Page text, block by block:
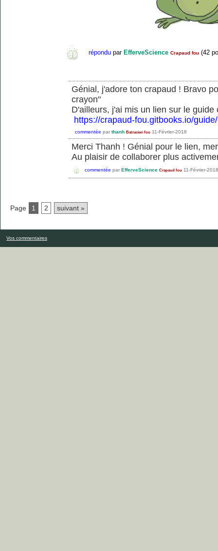
répondu par EfferveScience Crapaud fou (42
Génial, j'adore ton crapaud ! Bravo
crayon"
D'ailleurs, j'ai mis un lien sur le guide
https://crapaud-fou.gitbooks.io/
commentée par thanh Batracien fou 11-Février-2018
Merci Thanh ! Génial pour le lien,
Au plaisir de collaborer plus
commentée par EfferveScience Crapaud fou 11-Février-2018
Page 1 2 suivant »
Vos commentaires